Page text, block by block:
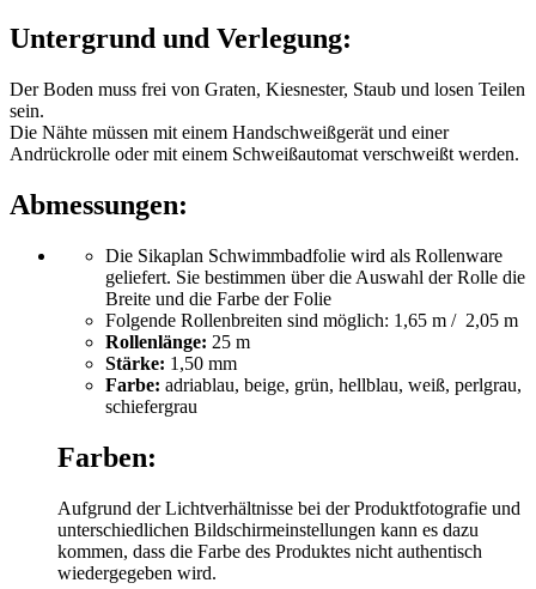
Untergrund und Verlegung:
Der Boden muss frei von Graten, Kiesnester, Staub und losen Teilen
sein.
Die Nähte müssen mit einem Handschweißgerät und einer
Andrückrolle oder mit einem Schweißautomat verschweißt werden.
Abmessungen:
Die Sikaplan Schwimmbadfolie wird als Rollenware
geliefert. Sie bestimmen über die Auswahl der Rolle die
Breite und die Farbe der Folie
Folgende Rollenbreiten sind möglich: 1,65 m / 2,05 m
Rollenlänge: 25 m
Stärke: 1,50 mm
Farbe: adriablau, beige, grün, hellblau, weiß, perlgrau,
schiefergrau
Farben:
Aufgrund der Lichtverhältnisse bei der Produktfotografie und
unterschiedlichen Bildschirmeinstellungen kann es dazu
kommen, dass die Farbe des Produktes nicht authentisch
wiedergegeben wird.